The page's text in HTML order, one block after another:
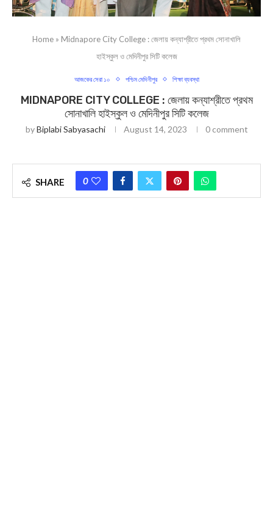
Home » Midnapore City College : জেলায় কন্যাশ্রীতে প্রথম সোনাখালি
হাইস্কুল ও মেদিনীপুর সিটি কলেজ
আজকের সেরা ১০ পশ্চিম মেদিনীপুর শিক্ষা ব্যবস্থা
MIDNAPORE CITY COLLEGE : জেলায় কন্যাশ্রীতে প্রথম
সোনাখালি হাইস্কুল ও মেদিনীপুর সিটি কলেজ
byBiplabi Sabyasachi August 14, 2023 0 comment
SHARE 0